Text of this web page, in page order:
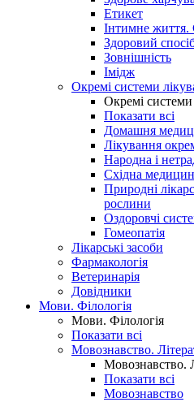
Етикет
Інтимне життя.
Здоровий
Зовнішність
Імідж
Окремі системи
Окремі системи
Показати всі
Домашня
Лікування
Народна і
Східна
Природні
рослини
Оздоровчі
Гомеопатія
Лікарські засоби
Фармакологія
Ветеринарія
Довідники
Мови. Філологія
Мови. Філологія
Показати всі
Мовознавство.
Мовознавство.
Показати всі
Мовознавство